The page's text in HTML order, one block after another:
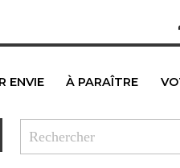
ENVIE À PARAÎTRE